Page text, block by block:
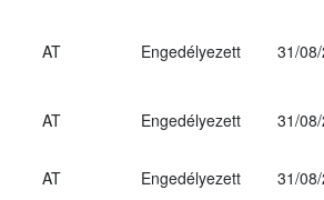
AT Engedélyezett 31/
AT Engedélyezett 31/
AT Engedélyezett
31/